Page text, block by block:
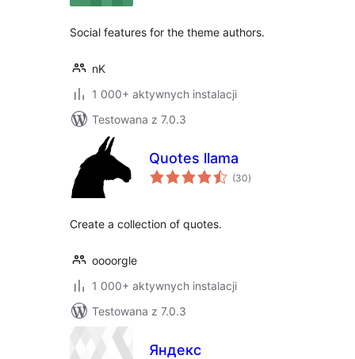
Social features for the theme authors.
nK
1 000+ aktywnych instalacji
Testowana z 7.0.3
Quotes llama
(30wszystkich
ocen
)
Create a collection of quotes.
oooorgle
1 000+ aktywnych instalacji
Testowana z 7.0.3
Яндекс